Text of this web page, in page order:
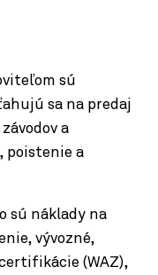
sú
sa na predaj
a
poistenie a
sú náklady na
vývozné,
(WAZ),